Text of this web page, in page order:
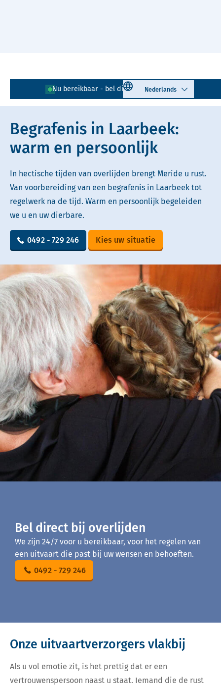
Nu bereikbaar - bel direct! 0492 - 729 246
Select language
Lees voor Uitleg woorden
Simpele tekst
Begrafenis in Laarbeek:
warm en persoonlijk
In hectische tijden van overlijden brengt Meride u rust.
Van voorbereiding van een begrafenis in Laarbeek tot
regelwerk na de tijd. Warm en persoonlijk begeleiden
we u en uw dierbare.
0492 - 729 246 Kies uw situatie
Bel direct bij overlijden
We zijn 24/7 voor u bereikbaar, voor het regelen van
een uitvaart die past bij uw wensen en behoeften.
0492 - 729 246
Onze uitvaartverzorgers vlakbij
Als u vol emotie zit, is het prettig dat er een
vertrouwenspersoon naast u staat. Iemand die de rust